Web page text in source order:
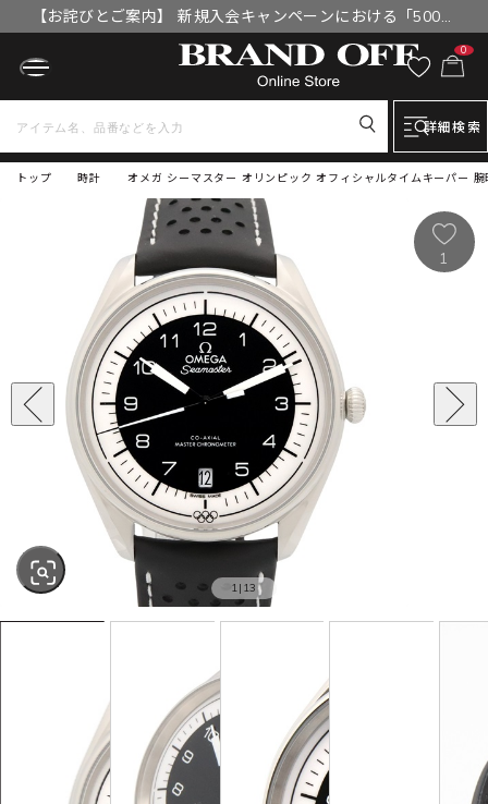
【お詫びとご案内】 新規入会キャンペーンにおける「500円
OFFクーポン」付与漏れと補填について
0
詳細検索
トップ オメガ シーマスター オリンピック オフィシャルタイムキーパー
時計
1 | 13
1